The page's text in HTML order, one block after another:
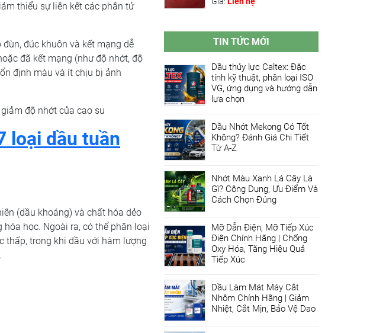
thiểu sự liên kết các phân tử
đúc khuôn và kết mạng dễ
đã kết mạng (như độ nhớt, độ
định màu và ít chịu bị ảnh
độ nhớt của cao su
loại dầu tuần
(dầu khoáng) và chất hóa dẻo
học. Ngoài ra, có thể phân loại
thấp, trong khi dầu với hàm lượng
TIN TỨC MỚI
Dầu thủy lực Caltex: Đặc
tính kỹ thuật, phân loại ISO
VG, ứng dụng và hướng dẫn
lựa chọn
Dầu Nhớt Mekong Có Tốt
Không? Đánh Giá Chi Tiết
Từ A-Z
Nhớt Màu Xanh Lá Cây Là
Gì? Công Dụng, Ưu Điểm Và
Cách Chọn Đúng
Mỡ Dẫn Điện, Mỡ Tiếp Xúc
Điện Chính Hãng | Chống
Oxy Hóa, Tăng Hiệu Quả
Tiếp Xúc
Dầu Làm Mát Máy Cắt
Nhôm Chính Hãng | Giảm
Nhiệt, Cắt Mịn, Bảo Vệ Dao